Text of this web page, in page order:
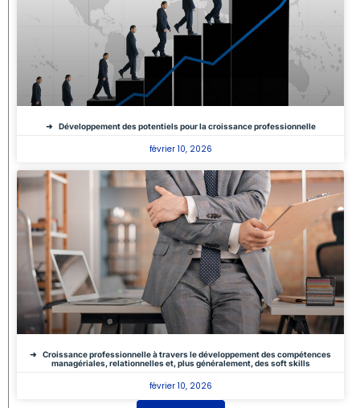
Développement des potentiels pour la croissance professionnelle
février 10, 2026
Croissance professionnelle à travers le développement des compétences
managériales, relationnelles et, plus généralement, des soft skills
février 10, 2026